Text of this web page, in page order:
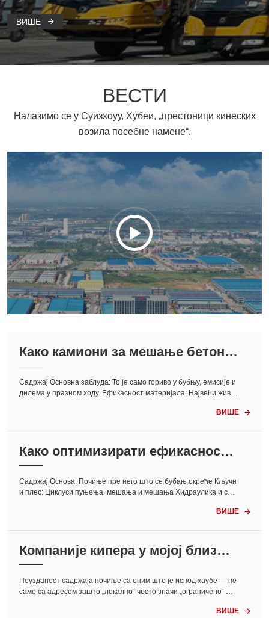
мене“, зрачећи светским тржиштем, окупљајући ресурсе водећег кинеског
ОЕМ-а, дилера и произвођача резервних делова
ВИШЕ 
ВЕСТИ
Налазимо се у Суизхоуу, Хубеи, „престоници кинеских
возила посебне намене“,

Како камиони за мешање бетона
побољшавају одрживост...<
Садржај Основна заблуда: То је само гориво у бубњу, емисије и
дилема у празном ходу. Ефикасност материјала: Највећи живо
рација процеса Када већина људи чује „одрживост“ и „конструк
ВИШЕ 
Како оптимизирати ефикасност
бубња камиона миксера за бето
н...<
Садржај Основа: Почиње пре него што се бубањ окреће Кључн
и плес: Циклуси пуњења, мешања и мешања Хидраулика и сна
камиона: Координација локације и последњи метар који га завр
ВИШЕ 
Компаније кипера у мојој близин
и за поуздане локалне...<
Поузданост садржаја почиње са оним што је испод хаубе — не
само са адресом зашто „локално“ често значи „ограничено“ —
билности — како једна платформа премошћује јаз. Како изабр
ВИШЕ 